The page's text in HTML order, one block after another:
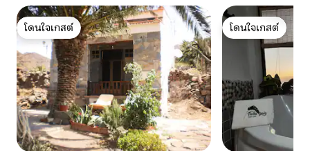
โดนใจเกสต์
โดนใจเกสต์
โดนใจเกสต์
โดนใจเกสต์